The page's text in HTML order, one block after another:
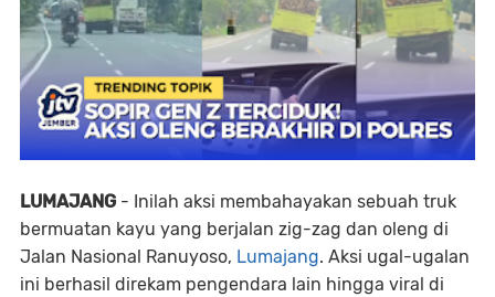
LUMAJANG - Inilah aksi membahayakan sebuah truk
bermuatan kayu yang berjalan zig-zag dan oleng di
Jalan Nasional Ranuyoso, Lumajang. Aksi ugal-ugalan
ini berhasil direkam pengendara lain hingga viral di